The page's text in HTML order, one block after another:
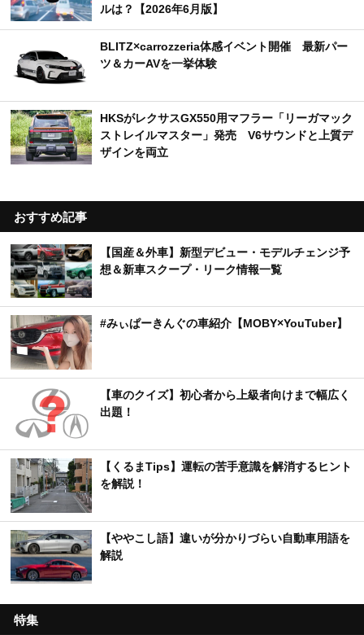
ルは？【2026年6月版】
BLITZ×carrozzeria体感イベント開催 最新パー
ツ＆カーAVを一挙体験
HKSがレクサスGX550用マフラー「リーガマック
ストレイルマスター」発売 V6サウンドと上質デ
ザインを両立
おすすめ記事
【国産＆外車】新型デビュー・モデルチェンジ予
想＆新車スクープ・リーク情報一覧
#みぃぱーきんぐの車紹介【MOBY×YouTuber】
【車のクイズ】初心者から上級者向けまで幅広く
出題！
【くるまTips】運転の苦手意識を解消するヒント
を解説！
【ややこし語】違いが分かりづらい自動車用語を
解説
特集